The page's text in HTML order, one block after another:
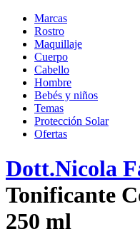
Marcas
Rostro
Maquillaje
Cuerpo
Cabello
Hombre
Bebés y niños
Temas
Protección Solar
Ofertas
Dott.Nicola
Tonificante
250 ml